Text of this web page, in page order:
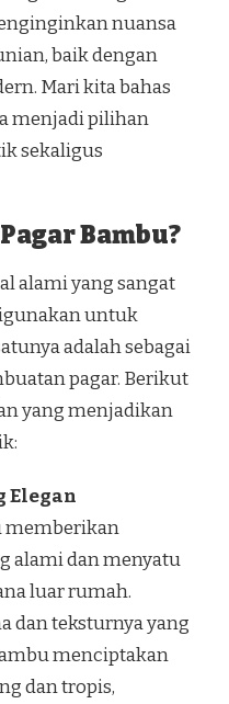
nuansa
baik dengan
Mari kita bahas
menjadi pilihan
sekaligus
Bambu?
alami yang sangat
untuk
adalah sebagai
pagar. Berikut
yang menjadikan
Elegan
memberikan
alami dan menyatu
luar rumah.
dan teksturnya yang
menciptakan
dan tropis,